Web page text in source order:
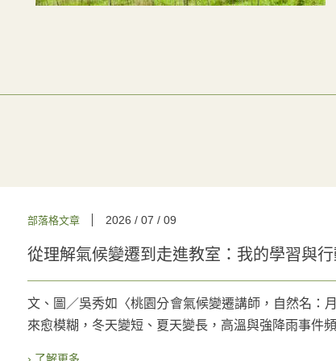
部落格文章 2026 / 07 / 09
從理解氣候變遷到走進教室：我的學習與
文、圖／吳秀如〈桃園分會氣候變遷講師，自然名
來愈模糊，冬天變短、夏天變長，高溫與強降雨事件